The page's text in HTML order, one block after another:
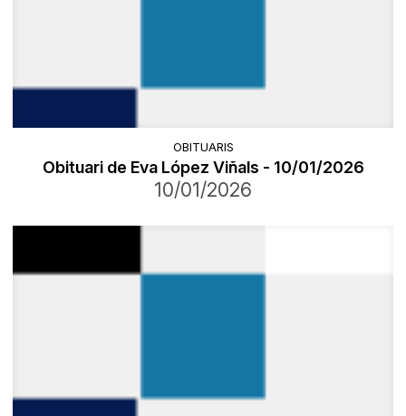
OBITUARIS
Obituari de Eva López Viñals - 10/01/2026
10/01/2026